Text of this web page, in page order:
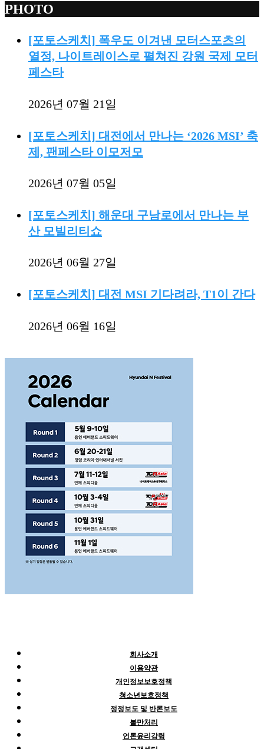
PHOTO
[포토스케치] 폭우도 이겨낸 모터스포츠의
열정, 나이트레이스로 펼쳐진 강원 국제 모터
페스타
2026년 07월 21일
[포토스케치] 대전에서 만나는 ‘2026 MSI’ 축
제, 팬페스타 이모저모
2026년 07월 05일
[포토스케치] 해운대 구남로에서 만나는 부
산 모빌리티쇼
2026년 06월 27일
[포토스케치] 대전 MSI 기다려라, T1이 간다
2026년 06월 16일
회사소개
이용약관
개인정보보호정책
청소년보호정책
정정보도 및 반론보도
불만처리
언론윤리강령